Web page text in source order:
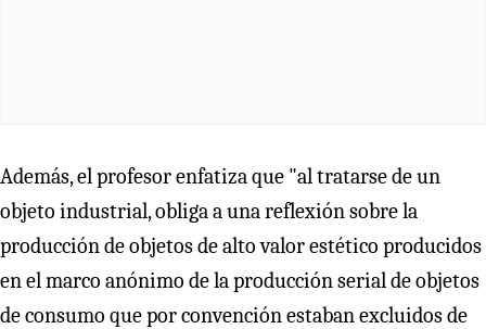
Además, el profesor enfatiza que "al tratarse de un
objeto industrial, obliga a una reflexión sobre la
producción de objetos de alto valor estético producidos
en el marco anónimo de la producción serial de objetos
de consumo que por convención estaban excluidos de